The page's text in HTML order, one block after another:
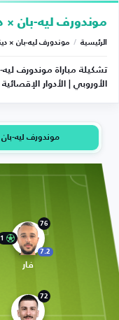
موندورف ليه-بان ×
الرئيسية / موندورف ليه-بان ×
تشكيلة مباراة موندورف
الأوروبي | الأدوار الإقصائية يوم
موندورف ليه-بان
76
7.2
1
فار
72